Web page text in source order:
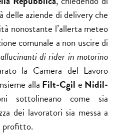
delle aziende di delivery che
nonostante l’allerta meteo
comunale a non uscire di
di rider in motorino
la Camera del Lavoro
alla Filt-Cgil e Nidil-
sottolineano come sia
dei lavoratori sia messa a
profitto.